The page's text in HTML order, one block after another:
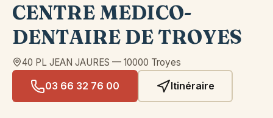
CENTRE MEDICO-
DENTAIRE DE TROYES
40 PL JEAN JAURES — 10000 Troyes
03 66 32 76 00 Itinéraire